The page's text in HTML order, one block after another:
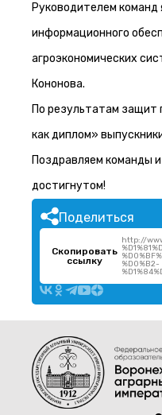
Руководителем команд
информационного
агроэкономических
Кононова.
По результатам защит
как диплом»
Поздравляем команды
достигнутом!
Поделиться
Скопировать
ссылку
http://
%D0%B2-